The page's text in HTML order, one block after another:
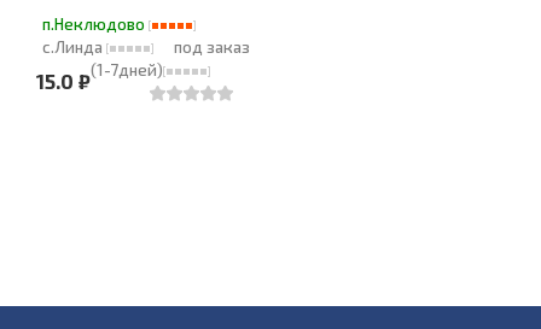
п.Неклюдово
с.Линда
под заказ
(1-7дней)
15.0 ₽